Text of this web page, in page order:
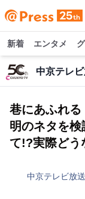
新着 エンタメ
中京テレ
巷にあふれ
明のネタを
て!?実際どう
中京テレビ放